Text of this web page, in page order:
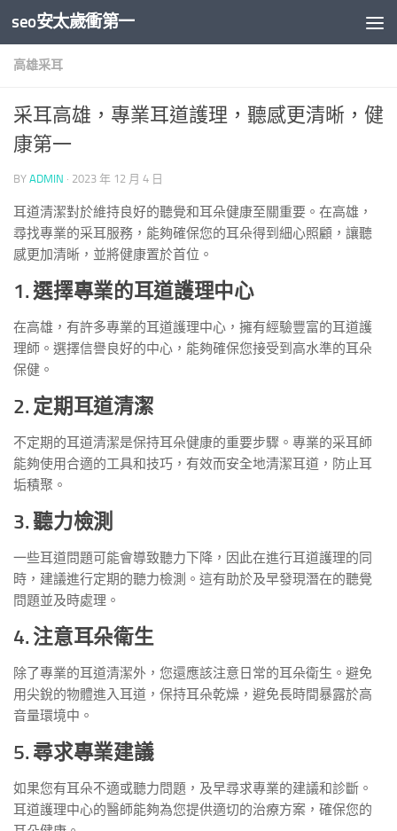
Skip to content
seo安太歲衝第一
高雄采耳
采耳高雄，專業耳道護理，聽感更清晰，健
康第一
BY ADMIN · 2023 年 12 月 4 日
耳道清潔對於維持良好的聽覺和耳朵健康至關重要。在高雄，
尋找專業的采耳服務，能夠確保您的耳朵得到細心照顧，讓聽
感更加清晰，並將健康置於首位。
1. 選擇專業的耳道護理中心
在高雄，有許多專業的耳道護理中心，擁有經驗豐富的耳道護
理師。選擇信譽良好的中心，能夠確保您接受到高水準的耳朵
保健。
2. 定期耳道清潔
不定期的耳道清潔是保持耳朵健康的重要步驟。專業的采耳師
能夠使用合適的工具和技巧，有效而安全地清潔耳道，防止耳
垢積聚。
3. 聽力檢測
一些耳道問題可能會導致聽力下降，因此在進行耳道護理的同
時，建議進行定期的聽力檢測。這有助於及早發現潛在的聽覺
問題並及時處理。
4. 注意耳朵衛生
除了專業的耳道清潔外，您還應該注意日常的耳朵衛生。避免
用尖銳的物體進入耳道，保持耳朵乾燥，避免長時間暴露於高
音量環境中。
5. 尋求專業建議
如果您有耳朵不適或聽力問題，及早尋求專業的建議和診斷。
耳道護理中心的醫師能夠為您提供適切的治療方案，確保您的